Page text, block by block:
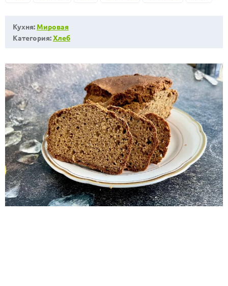
Кухня: Мировая
Категория:Хлеб